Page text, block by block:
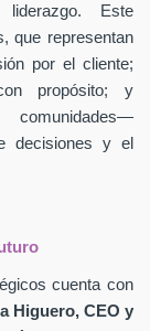
Este
que representan
por el cliente;
propósito; y
decisiones y el
cuenta con
Higuero, CEO y